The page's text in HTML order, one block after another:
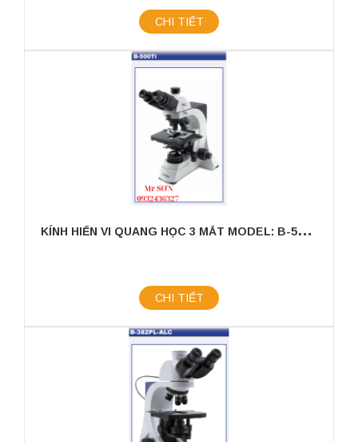
CHI TIẾT
K
ÍNH HIỂN VI QUANG HỌC 3 MẮT MODEL: B-500TI
CHI TIẾT